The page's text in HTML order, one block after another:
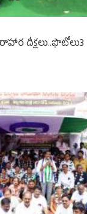
దీక్షలు..ఫొటోలు3